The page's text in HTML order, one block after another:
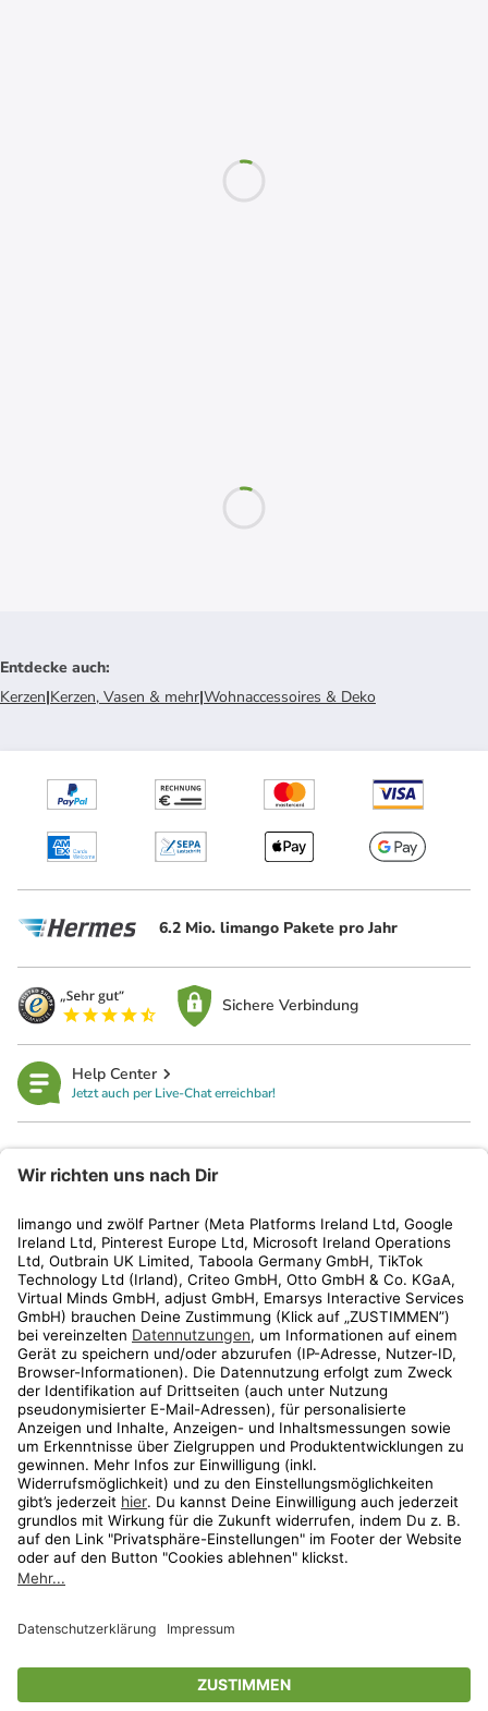
Entdecke auch:
Kerzen|Kerzen, Vasen & mehr|Wohnaccessoires & Deko
6.2 Mio. limango Pakete pro Jahr
Sichere Verbindung
Help Center
Jetzt auch per Live-Chat erreichbar!
Kundenservice
Shop
Aktionen
Travel
* Streichpreise entsprechen der unverbindlichen Preisempfehlung des